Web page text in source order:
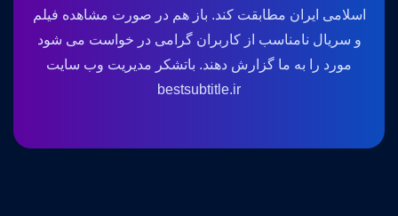
اسلامی ایران مطابقت کند. باز هم در صورت مشاهده فیلم
و سریال نامناسب از کاربران گرامی در خواست می شود
مورد را به ما گزارش دهند. باتشکر مدیریت وب سایت
bestsubtitle.ir